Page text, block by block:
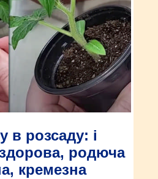
в розсаду: і
родюча
кремезна